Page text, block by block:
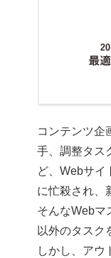
コンテンツ企
手、調整タス
ど、Webサイ
に忙殺され、
そんなWebマ
以外のタスク
しかし、アウ